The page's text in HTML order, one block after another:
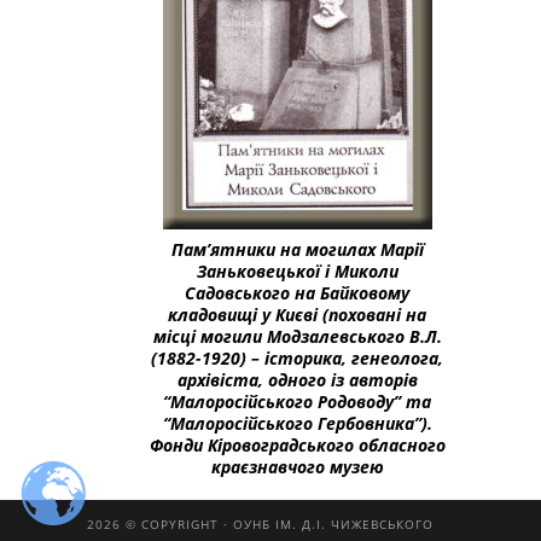
Пам’ятники на могилах Марії
Заньковецької і Миколи
Садовського на Байковому
кладовищі у Києві (поховані на
місці могили Модзалевського В.Л.
(1882-1920) – історика, генеолога,
архівіста, одного із авторів
“Малоросійського Родоводу” та
“Малоросійського Гербовника”).
Фонди Кіровоградського обласного
краєзнавчого музею
2026 © COPYRIGHT · ОУНБ ІМ. Д.І. ЧИЖЕВСЬКОГО